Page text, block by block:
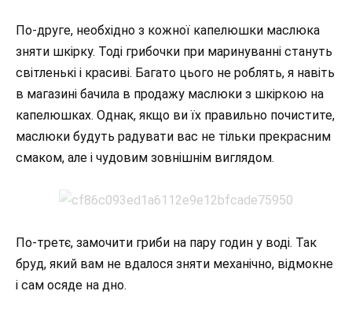
По-друге, необхідно з кожної капелюшки маслюка
зняти шкірку. Тоді грибочки при маринуванні стануть
світленькі і красиві. Багато цього не роблять, я навіть
в магазині бачила в продажу маслюки з шкіркою на
капелюшках. Однак, якщо ви їх правильно почистите,
маслюки будуть радувати вас не тільки прекрасним
смаком, але і чудовим зовнішнім виглядом.
По-третє, замочити гриби на пару годин у воді. Так
бруд, який вам не вдалося зняти механічно, відмокне
і сам осяде на дно.